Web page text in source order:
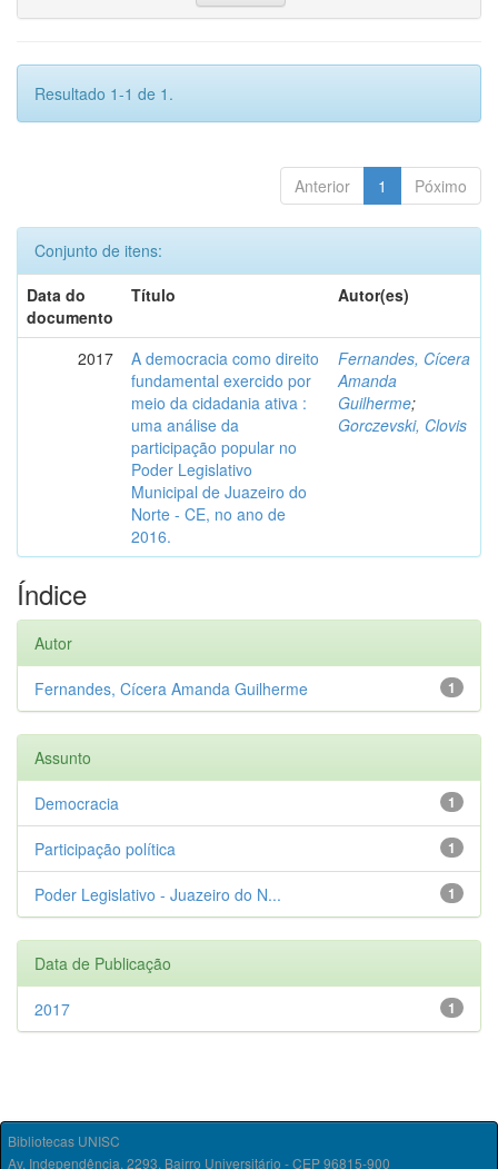
Resultado 1-1 de 1.
Anterior 1 Póximo
Conjunto de itens:
Data do
documento
Título Autor(es)
2017
A democracia como direito
fundamental exercido por
meio da cidadania ativa :
uma análise da
participação popular no
Poder Legislativo
Municipal de Juazeiro do
Norte - CE, no ano de
2016.
Fernandes, Cícera
Amanda
Guilherme;
Gorczevski, Clovis
Índice
Autor
1
Fernandes, Cícera Amanda Guilherme
Assunto
1
Democracia
1
Participação política
1
Poder Legislativo - Juazeiro do N...
Data de Publicação
1
2017
Bibliotecas UNISC
Av. Independência, 2293, Bairro Universitário - CEP 96815-900